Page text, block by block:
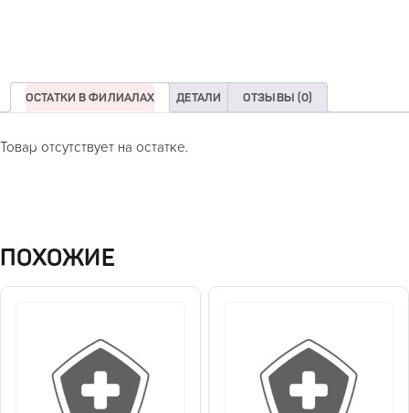
ОСТАТКИ В ФИЛИАЛАХ ДЕТАЛИ ОТЗЫВЫ (0)
Товар отсутствует на остатке.
ПОХОЖИЕ